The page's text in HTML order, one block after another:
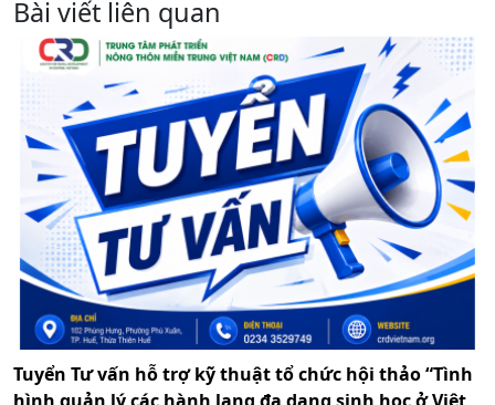
Bài viết liên quan
Tuyển Tư vấn hỗ trợ kỹ thuật tổ chức hội thảo “Tình